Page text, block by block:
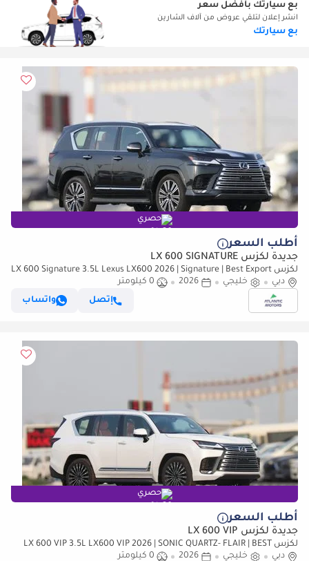
بع سيارتك بأفضل سعر
انشر إعلان لتلقي عروض من آلاف الشارين
بع سيارتك
حصري
أطلب السعر
جديدة لكزس LX 600 SIGNATURE
لكزس LX 600 Signature 3.5L Lexus LX600 2026 | Signature | Best Export
Priceدبي خليجي 2026
0 كيلومتر
إتصل
واتساب
حصري
أطلب السعر
جديدة لكزس LX 600 VIP
لكزس LX 600 VIP 3.5L LX600 VIP 2026 | SONIC QUARTZ- FLAIR | BEST
EXPORT PRICE (للتصدير فقط)
دبي خليجي 2026
0 كيلومتر